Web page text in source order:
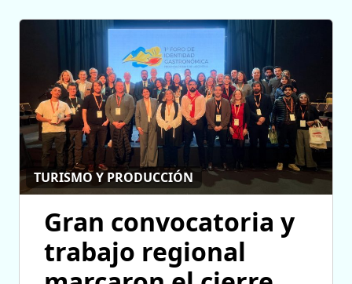
TURISMO Y PRODUCCIÓN
Gran convocatoria y
trabajo regional